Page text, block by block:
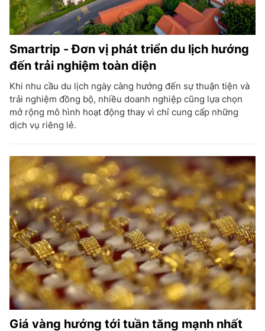
Smartrip - Đơn vị phát triển du lịch hướng
đến trải nghiệm toàn diện
Khi nhu cầu du lịch ngày càng hướng đến sự thuận tiện và
trải nghiệm đồng bộ, nhiều doanh nghiệp cũng lựa chọn
mở rộng mô hình hoạt động thay vì chỉ cung cấp những
dịch vụ riêng lẻ.
Giá vàng hướng tới tuần tăng mạnh nhất